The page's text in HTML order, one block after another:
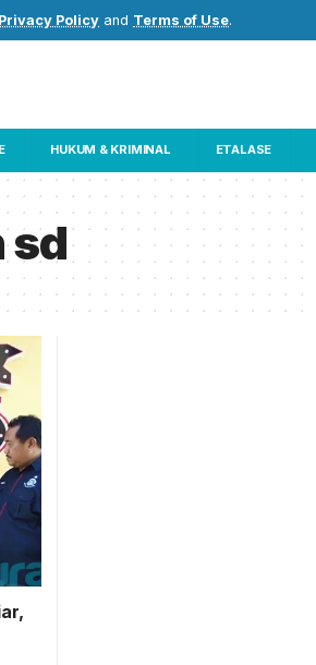
Privacy Policy and Terms of Use.
HUKUM & KRIMINAL ETALASE
sd